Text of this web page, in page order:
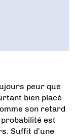
peur que
bien placé
son retard
est
Suffit d’une